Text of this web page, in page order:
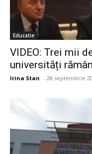
Educatie
VIDEO: Trei mii
universități
Irina Stan - 28 septembrie